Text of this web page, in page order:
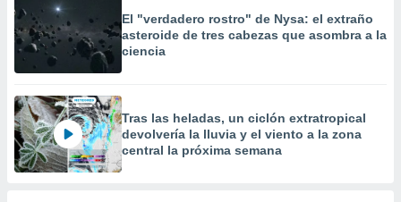
El "verdadero rostro" de Nysa: el extraño
asteroide de tres cabezas que asombra a la
ciencia
Tras las heladas, un ciclón extratropical
devolvería la lluvia y el viento a la zona
central la próxima semana